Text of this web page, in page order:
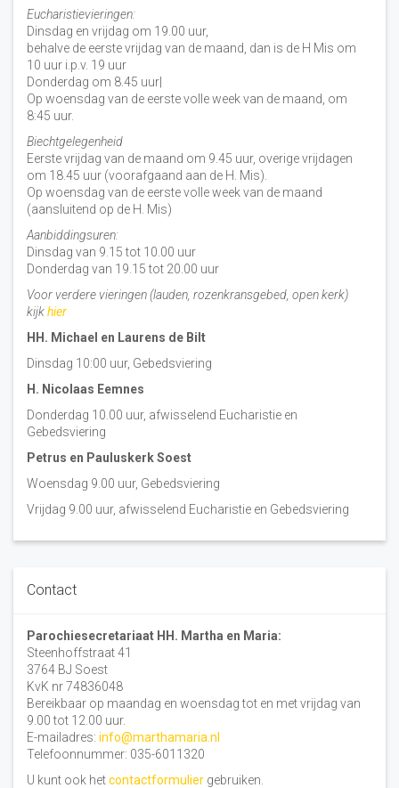
Eucharistievieringen:
Dinsdag en vrijdag om 19.00 uur,
behalve de eerste vrijdag van de maand, dan is de H Mis om
10 uur i.p.v. 19 uur
Donderdag om 8.45 uur|
Op woensdag van de eerste volle week van de maand, om
8:45 uur.
Biechtgelegenheid
Eerste vrijdag van de maand om 9.45 uur, overige vrijdagen
om 18.45 uur (voorafgaand aan de H. Mis).
Op woensdag van de eerste volle week van de maand
(aansluitend op de H. Mis)
Aanbiddingsuren:
Dinsdag van 9.15 tot 10.00 uur
Donderdag van 19.15 tot 20.00 uur
Voor verdere vieringen (lauden, rozenkransgebed, open kerk)
kijkhier
HH. Michael en Laurens de Bilt
Dinsdag 10:00 uur, Gebedsviering
H. Nicolaas Eemnes
Donderdag 10.00 uur, afwisselend Eucharistie en
Gebedsviering
Petrus en Pauluskerk Soest
Woensdag 9.00 uur, Gebedsviering
Vrijdag 9.00 uur, afwisselend Eucharistie en Gebedsviering
Contact
Parochiesecretariaat HH. Martha en Maria:
Steenhoffstraat 41
3764 BJ Soest
KvK nr 74836048
Bereikbaar op maandag en woensdag tot en met vrijdag van
9.00 tot 12.00 uur.
E-mailadres: info@marthamaria.nl
Telefoonnummer: 035-6011320
U kunt ook hetcontactformulier gebruiken.